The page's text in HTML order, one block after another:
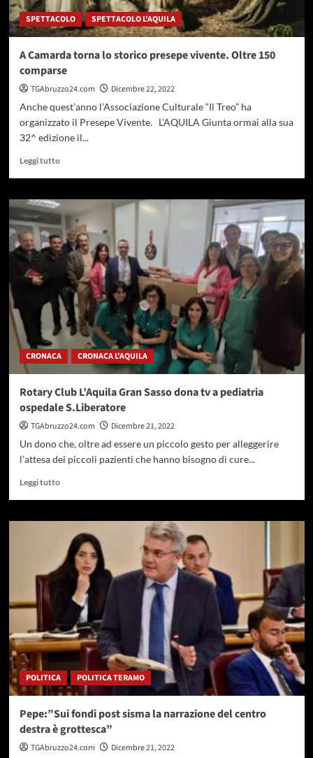
SPETTACOLO SPETTACOLO L'AQUILA
A Camarda torna lo storico presepe vivente. Oltre 150
comparse
TGAbruzzo24.com
Dicembre 22, 2022
Anche quest’anno l’Associazione Culturale “Il Treo” ha
organizzato il Presepe Vivente. L'AQUILA Giunta ormai alla sua
32^ edizione il...
Leggi tuttoLeggi
su
A
Camarda
torna
lo
storico
presepe
vivente.
Oltre
150
comparse
CRONACA CRONACA L'AQUILA
Rotary Club L’Aquila Gran Sasso dona tv a pediatria
ospedale S.Liberatore
TGAbruzzo24.com
Dicembre 21, 2022
Un dono che, oltre ad essere un piccolo gesto per alleggerire
l’attesa dei piccoli pazienti che hanno bisogno di cure...
Leggi tuttoLeggi
su
Rotary
Club
L’Aquila
Gran
Sasso
dona
a
pediatria
ospedale
S.Liberatore
POLITICA POLITICA TERAMO
Pepe:”Sui fondi post sisma la narrazione del centro
destra è grottesca”
TGAbruzzo24.com
Dicembre 21, 2022